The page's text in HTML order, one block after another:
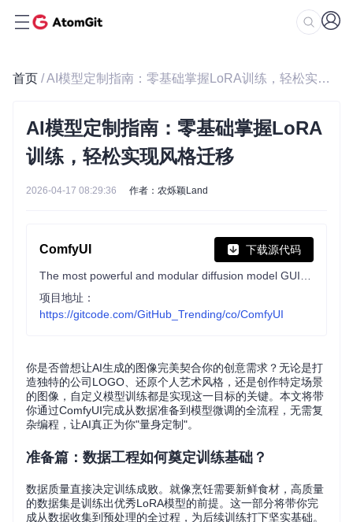
首页 / AI模型定制指南：零基础掌握LoRA训练，轻松实现风格迁移
AI模型定制指南：零基础掌握LoRA
训练，轻松实现风格迁移
2026-04-17 08:29:36 作者：农烁颖Land
ComfyUI 下载源代码
项目地址：
https://gitcode.com/GitHub_Trending/co/ComfyUI
你是否曾想让AI生成的图像完美契合你的创意需求？无论是打
造独特的公司LOGO、还原个人艺术风格，还是创作特定场景
的图像，自定义模型训练都是实现这一目标的关键。本文将带
你通过ComfyUI完成从数据准备到模型微调的全流程，无需复
杂编程，让AI真正为你"量身定制"。
准备篇：数据工程如何奠定训练基础？
数据质量直接决定训练成败。就像烹饪需要新鲜食材，高质量
的数据集是训练出优秀LoRA模型的前提。这一部分将带你完
成从数据收集到预处理的全过程，为后续训练打下坚实基础。